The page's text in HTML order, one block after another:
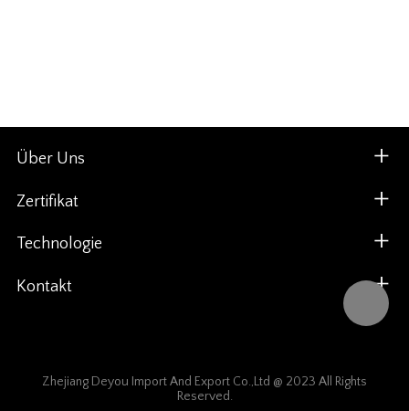
Über Uns
Zertifikat
Technologie
Kontakt
Zhejiang Deyou Import And Export Co.,Ltd @ 2023 All Rights
Reserved.